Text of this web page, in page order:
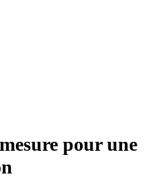
pour une